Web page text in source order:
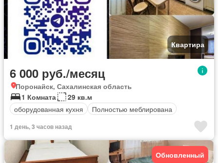
Квартира
6 000 руб./месяц
Поронайск, Сахалинская область
1 Комната
29 кв.м
оборудованная кухня
Полностью меблирована
1 день, 3 часов назад
Обновленный